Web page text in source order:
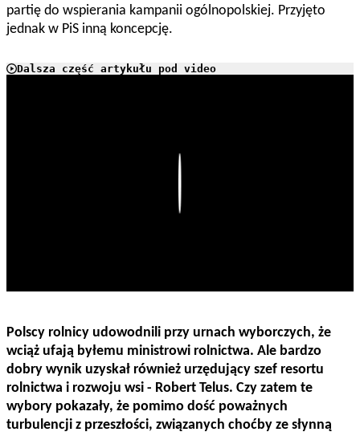
partię do wspierania kampanii ogólnopolskiej. Przyjęto
jednak w PiS inną koncepcję.
Dalsza część artykułu pod video
Polscy rolnicy udowodnili przy urnach wyborczych, że
wciąż ufają byłemu ministrowi rolnictwa. Ale bardzo
dobry wynik uzyskał również urzędujący szef resortu
rolnictwa i rozwoju wsi - Robert Telus. Czy zatem te
wybory pokazały, że pomimo dość poważnych
turbulencji z przeszłości, związanych choćby ze słynną